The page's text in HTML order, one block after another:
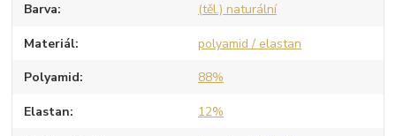
Barva (těl.) naturální
Materiál polyamid / elastan
Polyamid 88%
Elastan 12%